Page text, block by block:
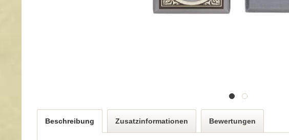
Beschreibung Zusatzinformationen Bewertungen